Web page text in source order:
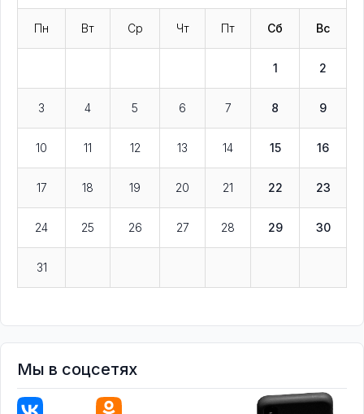
Пн Вт Ср Чт Пт Сб Вс
1 2
3 4 5 6 7 8 9
10 11 12 13 14 15 16
17 18 19 20 21 22 23
24 25 26 27 28 29 30
31
Мы в соцсетях